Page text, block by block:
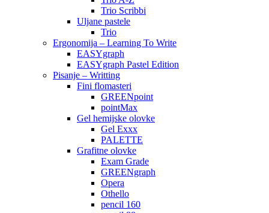
Trio Scribbi
Uljane pastele
Trio
Ergonomija – Learning To Write
EASYgraph
EASYgraph Pastel Edition
Pisanje – Writting
Fini flomasteri
GREENpoint
pointMax
Gel hemijske olovke
Gel Exxx
PALETTE
Grafitne olovke
Exam Grade
GREENgraph
Opera
Othello
pencil 160